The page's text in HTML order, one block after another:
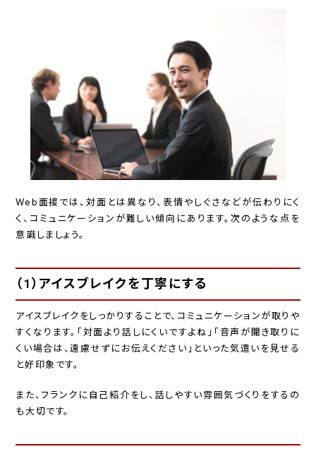
Web面接では、対面とは異なり、表情やしぐさなどが伝わりにく
く、コミュニケーションが難しい傾向にあります。次のような点を
意識しましょう。
（1）アイスブレイクを丁寧にする
アイスブレイクをしっかりすることで、コミュニケーションが取りや
すくなります。「対面より話しにくいですよね」「音声が聞き取りに
くい場合は、遠慮せずにお伝えください」といった気遣いを見せる
と好印象です。
また、フランクに自己紹介をし、話しやすい雰囲気づくりをするの
も大切です。